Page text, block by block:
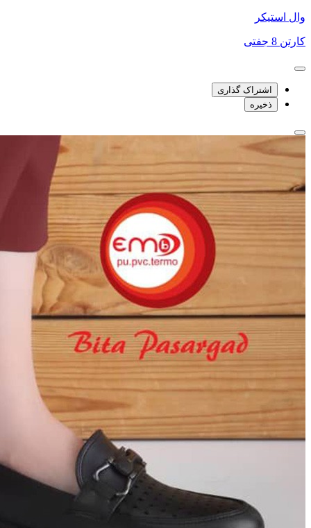
وال استیکر
کارتن 8 جفتی
اشتراک گذاری
ذخیره